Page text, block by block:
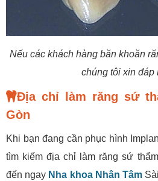
Nếu các khách hàng băn khoăn
chúng tôi xin đáp
Địa chỉ làm răng sứ
Gòn
Khi bạn đang cần phục hình
tìm kiếm địa chỉ làm răng sứ
đến ngay Nha khoa Nhân Tâm